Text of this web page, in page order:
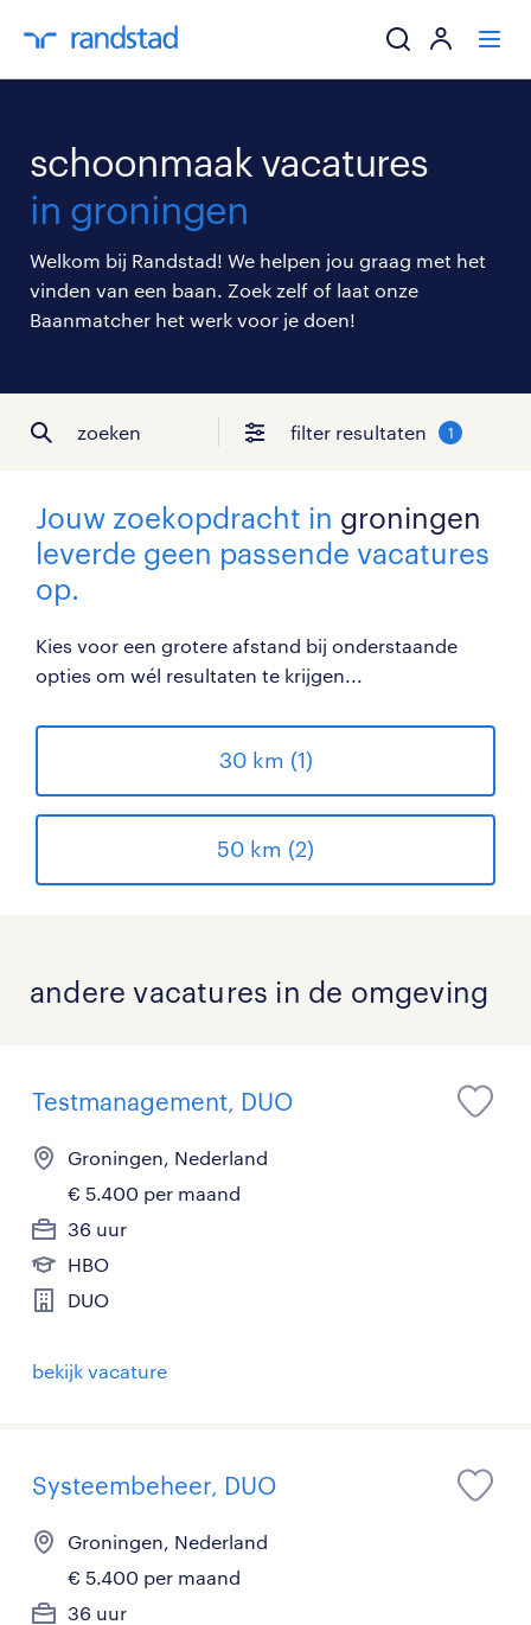
mijn carrière
over randstad
schoonmaak vacatures
in groningen
Welkom bij Randstad! We helpen jou graag met het
vinden van een baan. Zoek zelf of laat onze
Baanmatcher het werk voor je doen!
zoeken filter resultaten 1
Jouw zoekopdracht in groningen
leverde geen passende vacatures
op.
Kies voor een grotere afstand bij onderstaande
opties om wél resultaten te krijgen...
30 km (1)
50 km (2)
andere vacatures in de omgeving
Testmanagement, DUO
Groningen, Nederland
€ 5.400 per maand
36 uur
HBO
DUO
bekijk vacature
Systeembeheer, DUO
Groningen, Nederland
€ 5.400 per maand
36 uur